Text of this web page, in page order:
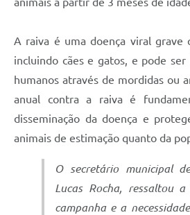
A raiva é uma doença viral grave
incluindo cães e gatos, e pode
humanos através de mordidas ou
anual contra a raiva é
disseminação da doença e
animais de estimação quanto da
O secretário municipal
Lucas Rocha, ressaltou
campanha e a